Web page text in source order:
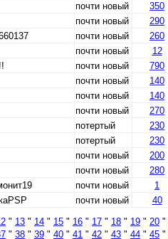
почти новый 350
почти новый 290
почти новый 260
почти новый 12
почти новый 790
почти новый 140
почти новый 140
почти новый 270
потертый 230
потертый 230
почти новый 200
почти новый 280
почти новый 1
почти новый 40
" 13 " 14 " 15 " 16 " 17 " 18 " 19 " 20 "
" 38 " 39 " 40 " 41 " 42 " 43 " 44 " 45 "